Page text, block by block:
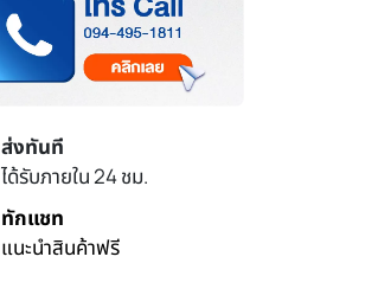
ส่งทันที
ได้รับภายใน 24 ชม.
ทักแชท
แนะนำสินค้าฟรี